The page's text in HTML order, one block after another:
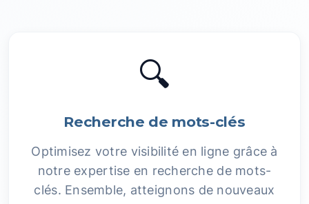
🔍
Recherche de mots-clés
Optimisez votre visibilité en ligne grâce à
notre expertise en recherche de mots-
clés. Ensemble, atteignons de nouveaux